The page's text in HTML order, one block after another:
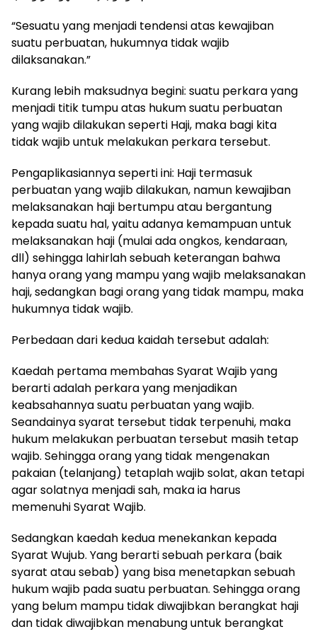
“Sesuatu yang menjadi tendensi atas kewajiban
suatu perbuatan, hukumnya tidak wajib
dilaksanakan.”
Kurang lebih maksudnya begini: suatu perkara yang
menjadi titik tumpu atas hukum suatu perbuatan
yang wajib dilakukan seperti Haji, maka bagi kita
tidak wajib untuk melakukan perkara tersebut.
Pengaplikasiannya seperti ini: Haji termasuk
perbuatan yang wajib dilakukan, namun kewajiban
melaksanakan haji bertumpu atau bergantung
kepada suatu hal, yaitu adanya kemampuan untuk
melaksanakan haji (mulai ada ongkos, kendaraan,
dll) sehingga lahirlah sebuah keterangan bahwa
hanya orang yang mampu yang wajib melaksanakan
haji, sedangkan bagi orang yang tidak mampu, maka
hukumnya tidak wajib.
Perbedaan dari kedua kaidah tersebut adalah:
Kaedah pertama membahas Syarat Wajib yang
berarti adalah perkara yang menjadikan
keabsahannya suatu perbuatan yang wajib.
Seandainya syarat tersebut tidak terpenuhi, maka
hukum melakukan perbuatan tersebut masih tetap
wajib. Sehingga orang yang tidak mengenakan
pakaian (telanjang) tetaplah wajib solat, akan tetapi
agar solatnya menjadi sah, maka ia harus
memenuhi Syarat Wajib.
Sedangkan kaedah kedua menekankan kepada
Syarat Wujub. Yang berarti sebuah perkara (baik
syarat atau sebab) yang bisa menetapkan sebuah
hukum wajib pada suatu perbuatan. Sehingga orang
yang belum mampu tidak diwajibkan berangkat haji
dan tidak diwajibkan menabung untuk berangkat